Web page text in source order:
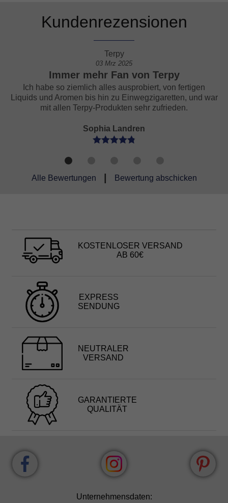
Kundenrezensionen
Immer mehr Fan von Terpy
so ziemlich alles ausprobiert, von fertigen
Aromen bis hin zu Einwegzigaretten, und war
allen Terpy-Produkten sehr zufrieden.
Sophia Landren
Ich habe
jetzt nur noch
Alle Bewertungen Bewertung abschicken
KOSTENLOSER VERSAND
AB 60€
EXPRESS
SENDUNG
NEUTRALER
VERSAND
GARANTIERTE
QUALITÄT
Unternehmensdaten: